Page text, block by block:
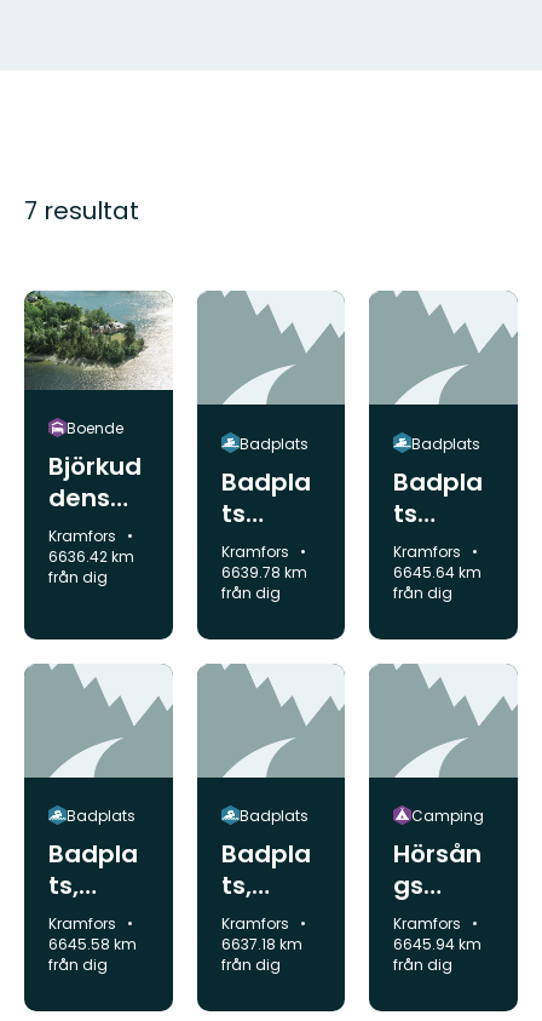
7 resultat
Boende
Björkud
dens
Hotell &
Restaur
ang
Kommun:
Kramfors
6636.42 km
från dig
Badplats
Badpla
ts
Gällsta
sjön
Kommun:
Kramfors
6639.78 km
från dig
Badplats
Badpla
ts
Kälsvik
en
Kommun:
Kramfors
6645.64 km
från dig
Badplats
Badpla
ts,
Fjärdbo
tten
Kommun:
Kramfors
6645.58 km
från dig
Badplats
Badpla
ts,
Mäjasjö
n
Kommun:
Kramfors
6637.18 km
från dig
Camping
Hörsån
gs
Campi
ng och
havsba
d,
Kommun:
Kramfors
6645.94 km
från dig